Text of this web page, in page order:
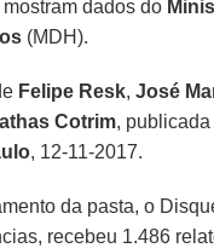
dados do
(MDH).
Felipe Resk,José
Cotrim,
, 12-11-2017.
da pasta, o
recebeu 1.486